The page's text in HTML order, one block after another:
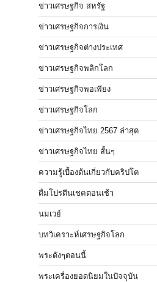
ข่าวเศรษฐกิจ สหรัฐ
ข่าวเศรษฐกิจการเงิน
ข่าวเศรษฐกิจต่างประเทศ
ข่าวเศรษฐกิจพลิกโลก
ข่าวเศรษฐกิจพอเพียง
ข่าวเศรษฐกิจโลก
ข่าวเศรษฐกิจไทย 2567 ล่าสุด
ข่าวเศรษฐกิจไทย สั้นๆ
ความรู้เบื้องต้นเกี่ยวกับคริปโต
ดื่มโปรตีนเชคตอนเช้า
นมเวย์
บทวิเคราะห์เศรษฐกิจโลก
พระดังๆตอนนี้
พระเครื่องยอดนิยมในปัจจุบัน